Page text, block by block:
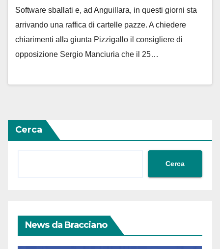
Software sballati e, ad Anguillara, in questi giorni sta
arrivando una raffica di cartelle pazze. A chiedere
chiarimenti alla giunta Pizzigallo il consigliere di
opposizione Sergio Manciuria che il 25…
Cerca
Cerca
News da Bracciano